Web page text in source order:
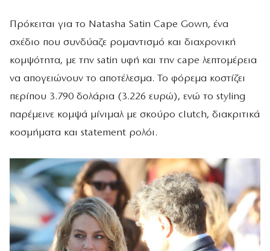
Πρόκειται για το Natasha Satin Cape Gown, ένα
σχέδιο που συνδύαζε ρομαντισμό και διαχρονική
κομψότητα, με την satin υφή και την cape λεπτομέρεια
να απογειώνουν το αποτέλεσμα. Το φόρεμα κοστίζει
περίπου 3.790 δολάρια (3.226 ευρώ), ενώ το styling
παρέμεινε κομψά μίνιμαλ με σκούρο clutch, διακριτικά
κοσμήματα και statement ρολόι.